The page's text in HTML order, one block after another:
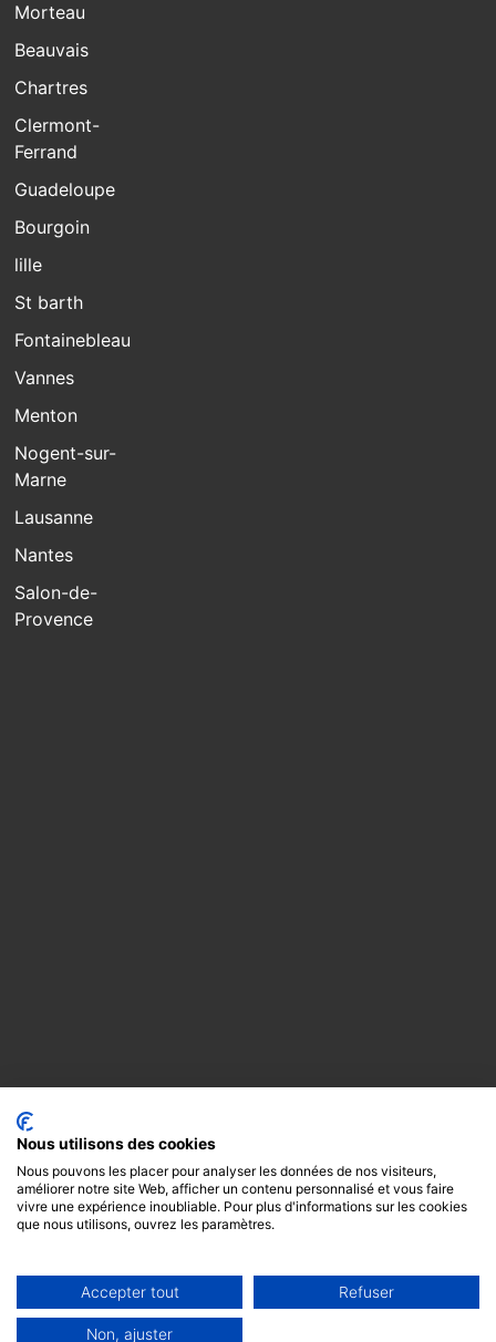
Morteau
Beauvais
Chartres
Clermont-
Ferrand
Guadeloupe
Bourgoin
lille
St barth
Fontainebleau
Vannes
Menton
Nogent-sur-
Marne
Lausanne
Nantes
Salon-de-
Provence
Copyright
© 2024 -
GODOT &
Mentions
Nous utilisons des cookies
Nous pouvons les placer pour analyser les données de nos visiteurs,
améliorer notre site Web, afficher un contenu personnalisé et vous faire
vivre une expérience inoubliable. Pour plus d'informations sur les cookies
que nous utilisons, ouvrez les paramètres.
Accepter tout Refuser
Non, ajuster